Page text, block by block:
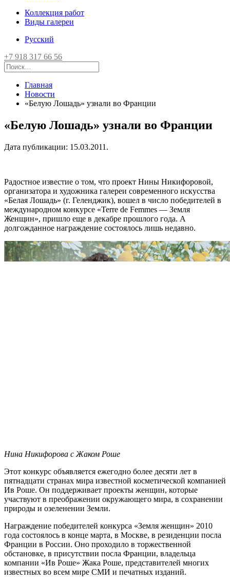
Коллекция работ
Виды галереи
Русский
+7 918 317 66 56
Главная
Новости
«Белую Лошадь» узнали во Франции
«Белую Лошадь» узнали во Франции
Дата публикации: 15.03.2011 .
Радостное известие о том, что проект Нины Никифоровой,
организатора и художника галереи современного искусства
«Белая Лошадь» (г. Геленджик), вошел в число победителей в
международном конкурсе «Terre de Femmes — Земля
Женщин», пришло еще в декабре прошлого года. А
долгожданное награждение состоялось лишь недавно.
Нина Никифорова с Жаком Роше
Этот конкурс объявляется ежегодно более десяти лет в
пятнадцати странах мира известной косметической компанией
Ив Роше. Он поддерживает проекты женщин, которые
участвуют в преображении окружающего мира, в сохранении
природы и озеленении Земли.
Награждение победителей конкурса «Земля женщин» 2010
года состоялось в конце марта, в Москве, в резиденции посла
Франции в России. Оно проходило в торжественной
обстановке, в присутствии посла Франции, владельца
компании «Ив Роше» Жака Роше, представителей многих
известных во всем мире СМИ и печатных изданий.